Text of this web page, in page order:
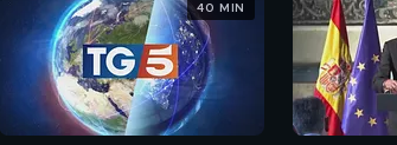
40 MIN